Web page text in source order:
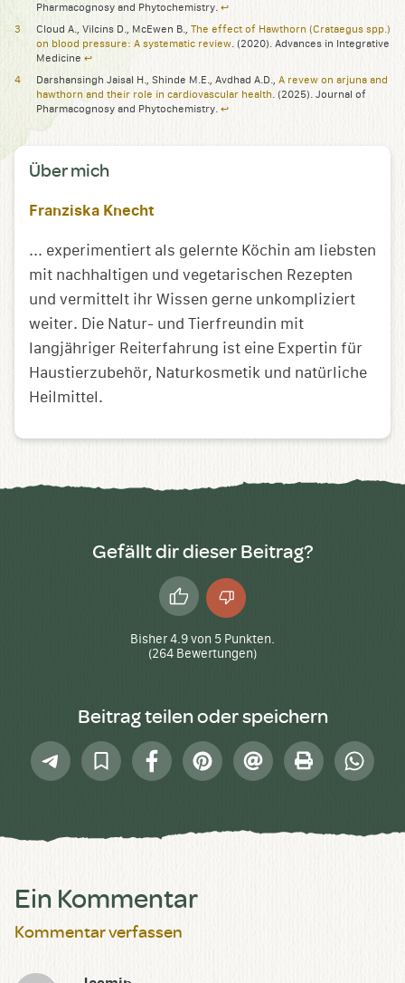
Pharmacognosy and Phytochemistry. ↩︎
Cloud A., Vilcins D., McEwen B., The effect of Hawthorn (Crataegus spp.)
on blood pressure: A systematic review . (2020). Advances in Integrative
Medicine ↩︎
Darshansingh Jaisal H., Shinde M.E., Avdhad A.D., A revew on arjuna and
hawthorn and their role in cardiovascular health . (2025). Journal of
Pharmacognosy and Phytochemistry. ↩︎
Über mich
Franziska Knecht
... experimentiert als gelernte Köchin am liebsten
mit nachhaltigen und vegetarischen Rezepten
und vermittelt ihr Wissen gerne unkompliziert
weiter. Die Natur- und Tierfreundin mit
langjähriger Reiterfahrung ist eine Expertin für
Haustierzubehör, Naturkosmetik und natürliche
Heilmittel.
Gefällt dir dieser Beitrag?
Daumen
hoch
Daumen
runter
Bisher4.9von 5 Punkten.
(264 Bewertungen)
Beitrag teilen oder speichern
Telegram
In
Sammlung
FacebookPinterest
E-
Mail
Drucken
Ein Kommentar
Kommentar verfassen